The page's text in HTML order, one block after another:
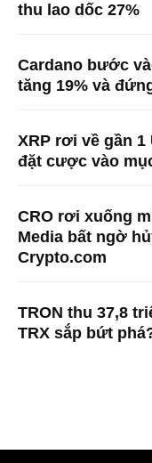
thu lao dốc 27%
Cardano bước
tăng 19% và
XRP rơi về gần
đặt cược vào
CRO rơi xuống
Media bất ngờ
Crypto.com
TRON thu 37,8
TRX sắp bứt